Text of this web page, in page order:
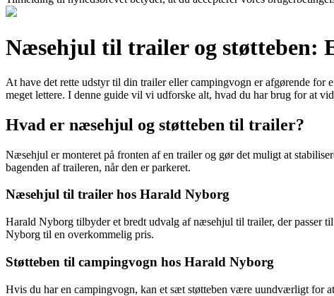
Næsehjul til trailer og støtteben:
At have det rette udstyr til din trailer eller campingvogn er afgørende
meget lettere. I denne guide vil vi udforske alt, hvad du har brug for at
Hvad er næsehjul og støtteben til trailer?
Næsehjul er monteret på fronten af ​​en trailer og gør det muligt at
bagenden af ​​traileren, når den er parkeret.
Næsehjul til trailer hos Harald Nyborg
Harald Nyborg tilbyder et bredt udvalg af næsehjul til trailer, der passer
Nyborg til en overkommelig pris.
Støtteben til campingvogn hos Harald Nyborg
Hvis du har en campingvogn, kan et sæt støtteben være uundværligt for